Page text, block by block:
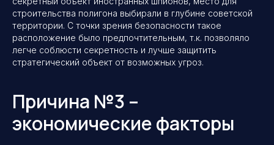
строительства полигона выбирали в глубине советской
территории. С точки зрения безопасности такое
расположение было предпочтительным, т.к. позволяло
легче соблюсти секретность и лучше защитить
стратегический объект от возможных угроз.
Причина №3 –
экономические факторы